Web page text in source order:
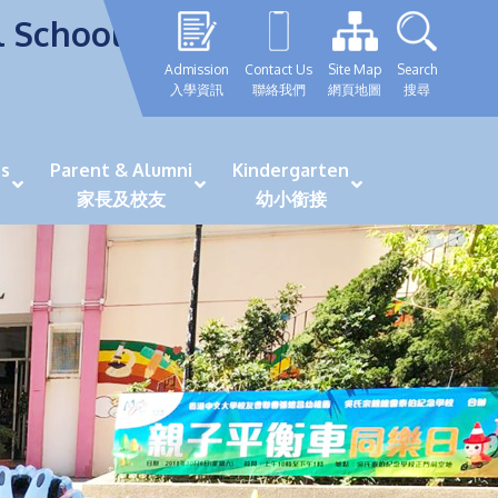
Admission
入學資訊
Contact Us
聯絡我們
Site Map
網頁地圖
Search
搜尋
School
Parent & Alumni
家長及校友
Kindergarten
幼小銜接